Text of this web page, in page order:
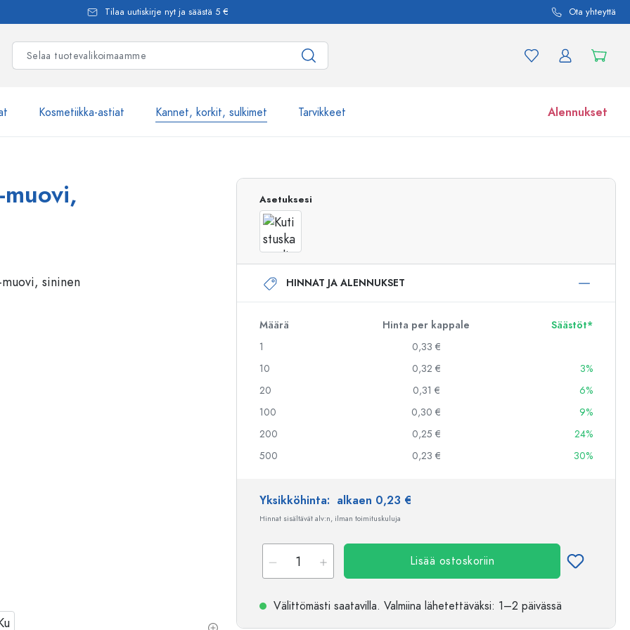
Tilaa uutiskirje nyt ja säästä 5 € Ota yhteyttä
Kosmetiikka-astiat Kannet, korkit, sulkimet Tarvikkeet Alennukset
Pumppupullot
Airless-pumppupullot
Roll-on-pullot
Puristuspullot
Säilytyspullot
Ginipullot
Joulupullot
Koristeelliset pullot
Sylinteripullot
Lasipurkit
Asetuksesi
HINNAT JA ALENNUKSET
Määrä Hinta per kappale
Säästöt*
1
0,33 €
10
0,32 €
3%
20
0,31 €
6%
100
0,30 €
9%
200
0,25 €
24%
500
0,23 € 30%
Yksikköhinta: alkaen 0,23 €
Hinnat sisältävät alv:n, ilman toimituskuluja
Lisää ostoskoriin
Välittömästi saatavilla. Valmiina lähetettäväksi: 1–2 päivässä